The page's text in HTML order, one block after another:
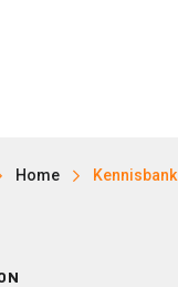
Home Kennisbank